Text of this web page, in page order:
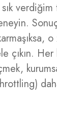
çıkın.